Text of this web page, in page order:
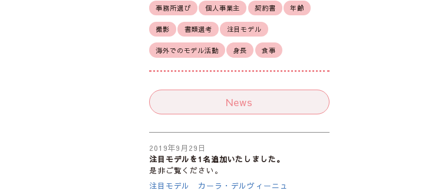
事務所選び 個人事業主 契約書 年齢
撮影 書類選考 注目モデル
海外でのモデル活動 身長 食事
News
2019年9月29日
注目モデルを1名追加いたしました。
是非ご覧ください。
注目モデル カーラ・デルヴィーニュ